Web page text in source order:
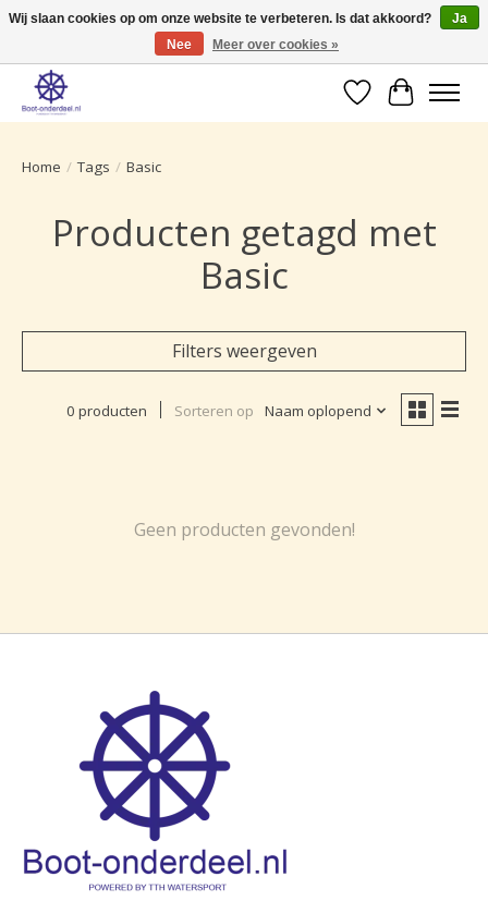
Ruime selectie producten voor uw boot onderhoud.
Verlanglijst
Home / Tags / Basic
Producten getagd met
Basic
Filters weergeven
0 producten Sorteren op Naam oplopend
Geen producten gevonden!
Wij slaan cookies op om onze website te verbeteren. Is dat akkoord?
Ja
Nee
Meer over cookies »